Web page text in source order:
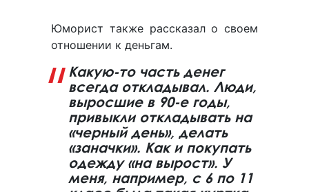
Юморист также рассказал о своем
отношении к деньгам.
Какую-то часть денег
всегда откладывал. Люди,
выросшие в 90-е годы,
привыкли откладывать на
«черный день», делать
«заначки». Как и покупать
одежду «на вырост». У
меня, например, с 6 по 11